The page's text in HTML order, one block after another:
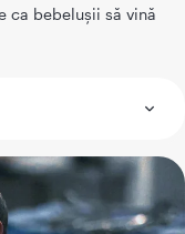
ca bebelușii să vină